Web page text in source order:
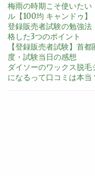
梅雨の時期こそ使いた
ル【100均 キャンドゥ】
登録販売者試験の勉強
格した3つのポイント
【登録販売者試験】首
度・試験当日の感想
ダイソーのワックス脱
になるって口コミは本当